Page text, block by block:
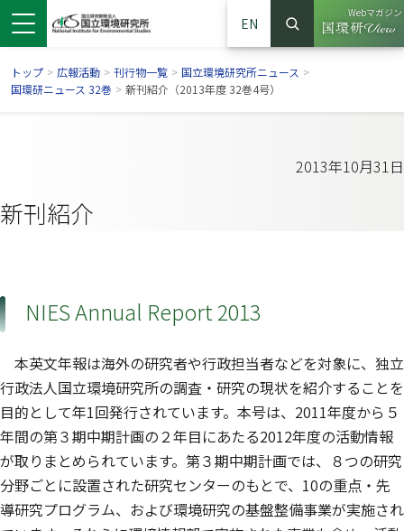
ドウで開きます）
ンドウで開きます）
ウインドウで開きます）
EN
サイト内検索
検索
Webマガジン
（別ウイ
トップ > 広報活動 > 刊行物一覧 > 国立環境研究所ニュース >
国環研ニュース 32巻 > 新刊紹介（2013年度 32巻4号）
2013年10月31日
新刊紹介
NIES Annual Report 2013
本英文年報は海外の研究者や行政担当者などを対象に、独立
行政法人国立環境研究所の調査・研究の現状を紹介することを
目的として年1回発行されています。本号は、2011年度から５
年間の第３期中期計画の２年目にあたる2012年度の活動情報
が取りまとめられています。第３期中期計画では、８つの研究
分野ごとに設置された研究センターのもとで、10の重点・先
導研究プログラム、および環境研究の基盤整備事業が実施され